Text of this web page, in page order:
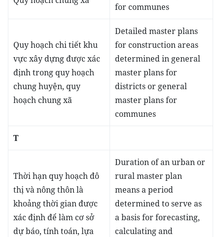
for communes
Quy hoạch chi tiết khu
vực xây dựng được xác
định trong quy hoạch
chung huyện, quy
hoạch chung xã
Detailed master plans
for construction areas
determined in general
master plans for
districts or general
master plans for
communes
T
Thời hạn quy hoạch đô
thị và nông thôn là
khoảng thời gian được
xác định để làm cơ sở
dự báo, tính toán, lựa
Duration of an urban or
rural master plan
means a period
determined to serve as
a basis for forecasting,
calculating and